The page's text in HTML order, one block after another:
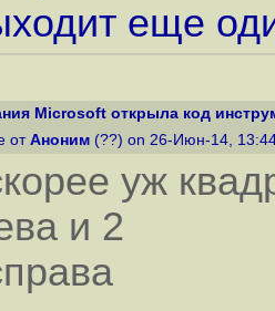
еще
Microsoft открыла код
от Аноним (??) on 26-Июн-14,
уж
и 2